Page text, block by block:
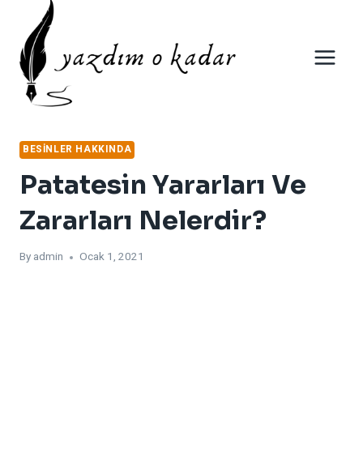
content
BESINLER HAKKINDA
Patatesin Yararları Ve
Zararları Nelerdir?
By admin Ocak 1, 2021